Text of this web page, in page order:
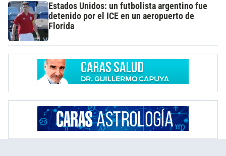
Estados Unidos: un futbolista argentino fue
detenido por el ICE en un aeropuerto de
Florida